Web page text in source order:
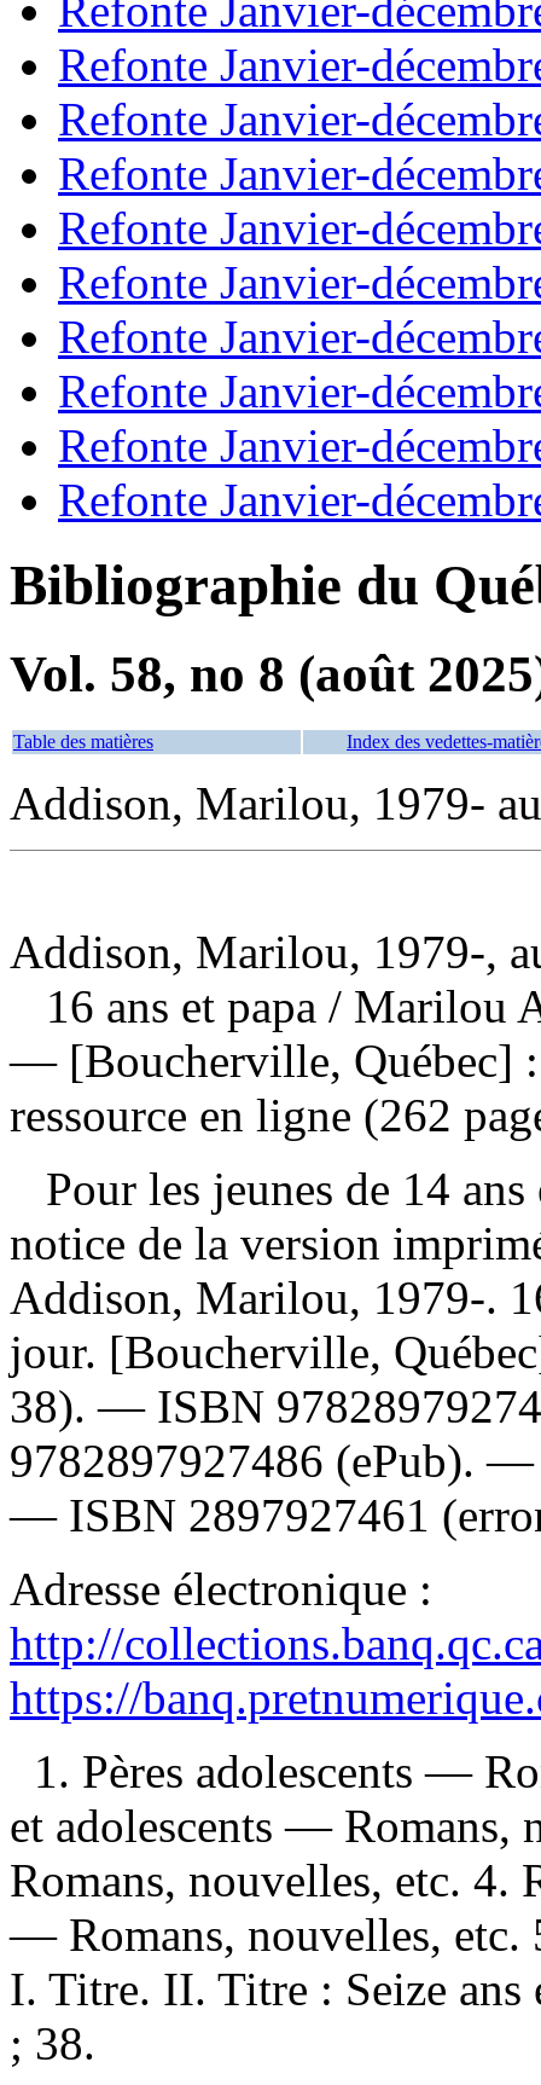
Refonte Janvier-
Refonte Janvier-
Refonte Janvier-
Refonte Janvier-
Refonte Janvier-
Refonte Janvier-
Refonte Janvier-
Refonte Janvier-
Refonte Janvier-
Bibliographie du
Vol. 58, no 8 (août
Table des matières Index des vedettes-
Addison, Marilou, 1979-
Addison, Marilou, 1979-,
16 ans et papa / Marilou
— [Boucherville, Québec]
ressource en ligne (262
Pour les jeunes de 14
notice de la version
Addison, Marilou, 1979-.
jour. [Boucherville,
38). — ISBN
9782897927486 (ePub).
— ISBN 2897927461
Adresse électronique :
http://
https://
1. Pères adolescents —
et adolescents — Romans,
Romans, nouvelles, etc. 4.
— Romans, nouvelles, etc.
I. Titre. II. Titre : Seize
; 38.